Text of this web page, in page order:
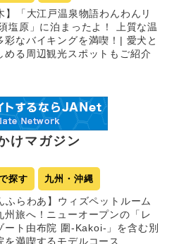
】「大江戸温泉物語わんわんリ
塩原」に泊まったよ！ 上質な温
彩なバイキングを満喫！| 愛犬と
める周辺観光スポットもご紹介
けマガジン
探す 九州・沖縄
ふらわあ】ウィズペットルーム
州旅へ！ニューオープンの「レ
ート由布院 圍-Kakoi-」を含む別
を満喫するモデルコース